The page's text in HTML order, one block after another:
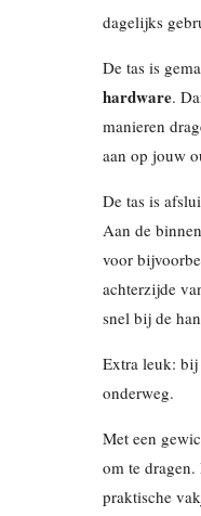
dagelijks
De tas is
hardware.
manieren
aan op jouw
De tas is
Aan de
voor
achterzijde
snel bij de
Extra leuk: bij
onderweg.
Met een
om te
praktische